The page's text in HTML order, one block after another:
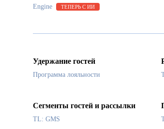
Engine
ТЕПЕРЬ С ИИ
Удержание гостей
Программа лояльности
Сегменты гостей и рассылки
TL: GMS